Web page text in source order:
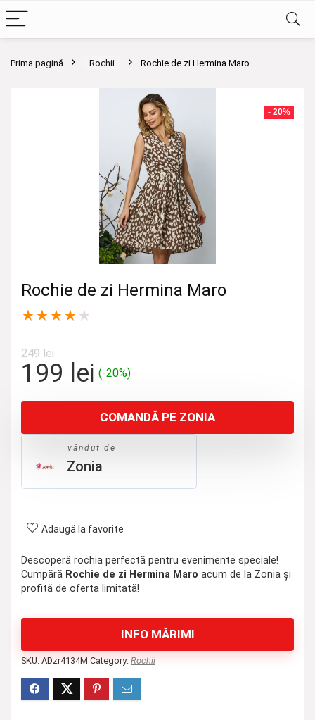
Prima pagină Rochii Rochie de zi Hermina Maro
- 20%
Rochie de zi Hermina Maro
★★★★ ★
249lei
Prețul
a
fost:
249 lei.
199 leiPrețul
este:
199 lei.
(-20%)
COMANDĂ PE ZONIA
vândut de
Zonia
Adaugă la favorite
Descoperă rochia perfectă pentru evenimente speciale!
Cumpără Rochie de zi Hermina Maro acum de la Zonia și
profită de oferta limitată!
INFO MĂRIMI
SKU: ADzr4134M Category: Rochii